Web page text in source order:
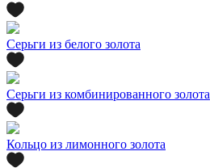
Серьги из белого золота
Серьги из комбинированного золота
Кольцо из лимонного золота